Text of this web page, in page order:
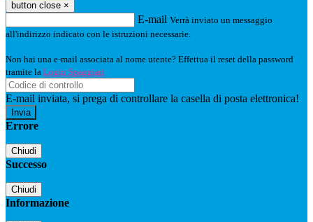
button close ×
E-mail Verrà inviato un messaggio
all'indirizzo indicato con le istruzioni necessarie.
Non hai una e-mail associata al nome utente? Effettua il reset della password
tramite la Login Spaggiari
E-mail inviata, si prega di controllare la casella di posta elettronica!
Errore
Chiudi
Successo
Chiudi
Informazione